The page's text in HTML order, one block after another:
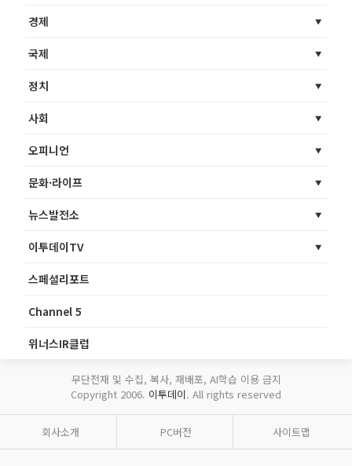
경제
국제
정치
사회
오피니언
문화·라이프
뉴스발전소
이투데이TV
스페셜리포트
Channel 5
위너스IR클럽
무단전재 및 수집, 복사, 재배포, AI학습 이용 금지
Copyright 2006. 이투데이. All rights reserved
회사소개 PC버전 사이트맵